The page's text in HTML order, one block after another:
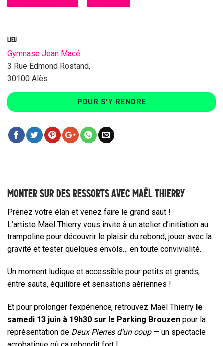
LIEU
Gymnase Jean Macé
3 Rue Edmond Rostand,
30100 Alès
POUR S'Y RENDRE
MONTER SUR DES RESSORTS AVEC MAËL THIERRY
Prenez votre élan et venez faire le grand saut !
L’artiste Maël Thierry vous invite à un atelier d’initiation au
trampoline pour découvrir le plaisir du rebond, jouer avec la
gravité et tester quelques envols… en toute convivialité.
Un moment ludique et accessible pour petits et grands,
entre sauts, équilibre et sensations aériennes !
Et pour prolonger l’expérience, retrouvez Maël Thierry le
samedi 13 juin à 19h30 sur le Parking Brouzen pour la
représentation de Deux Pierres d’un coup— un spectacle